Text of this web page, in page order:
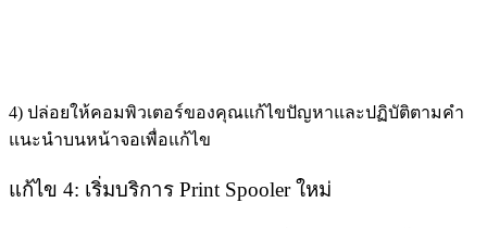
4) ปล่อยให้คอมพิวเตอร์ของคุณแก้ไขปัญหาและปฏิบัติตามคำ
แนะนำบนหน้าจอเพื่อแก้ไข
แก้ไข 4: เริ่มบริการ Print Spooler ใหม่